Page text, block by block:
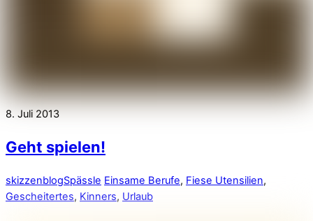
8. Juli 2013
Geht spielen!
skizzenblogSpässle Einsame Berufe, Fiese Utensilien,
Gescheitertes, Kinners, Urlaub